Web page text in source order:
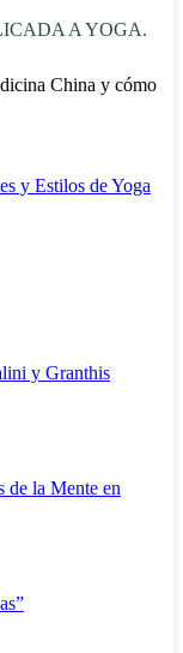
A YOGA.
China y cómo
y Estilos de Yoga
y Granthis
de la Mente en